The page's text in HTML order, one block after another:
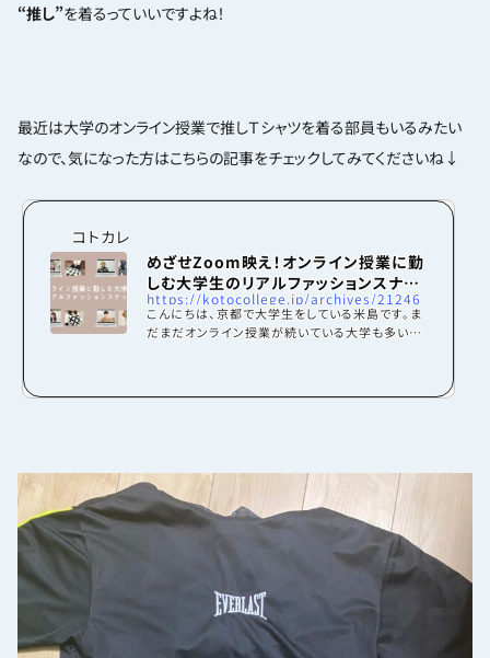
“推し”を着るっていいですよね！
最近は大学のオンライン授業で推しＴシャツを着る部員もいるみたい
なので、気になった方はこちらの記事をチェックしてみてくださいね↓
コトカレ
めざせZoom映え！オンライン授業に勤
しむ大学生のリアルファッションスナッ
プ
https://kotocollege.jp/archives/21246
こんにちは、京都で大学生をしている米島です。ま
だまだオンライン授業が続いている大学も多いで
うに頑張っています。私はこんな感じ。特に心がけ
ているのは、①光が当たる方向を向く「光盛れ」の
恩恵...